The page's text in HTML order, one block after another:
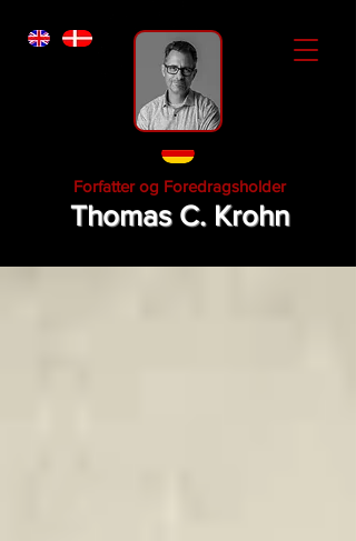
Forfatter og Foredragsholder
Thomas C. Krohn